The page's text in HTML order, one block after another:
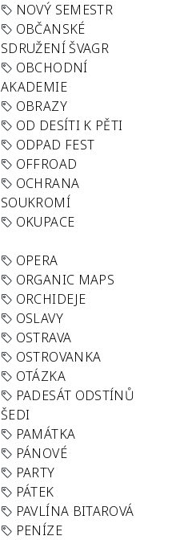
NOVÝ SEMESTR
OBČANSKÉ
SDRUŽENÍ ŠVAGR
OBCHODNÍ
AKADEMIE
OBRAZY
OD DESÍTI K PĚTI
ODPAD FEST
OFFROAD
OCHRANA
SOUKROMÍ
OKUPACE
OPERA
ORGANIC MAPS
ORCHIDEJE
OSLAVY
OSTRAVA
OSTROVANKA
OTÁZKA
PADESÁT ODSTÍNŮ
ŠEDI
PAMÁTKA
PÁNOVÉ
PARTY
PÁTEK
PAVLÍNA BITAROVÁ
PENÍZE